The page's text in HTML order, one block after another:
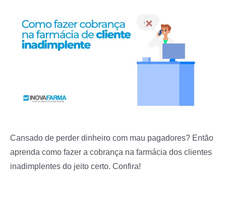
Cansado de perder dinheiro com mau pagadores? Então
aprenda como fazer a cobrança na farmácia dos clientes
inadimplentes do jeito certo. Confira!